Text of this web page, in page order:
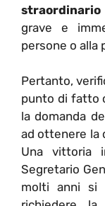
straordinario
grave e
persone o alla
Pertanto,
punto di fatto
la domanda
ad ottenere la
Una vittoria
Segretario
molti anni si